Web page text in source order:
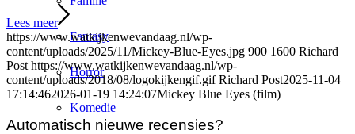
Fantasy
Horror
Komedie
Lees meer
https://www.watkijkenwevandaag.nl/wp-
content/uploads/2025/11/Mickey-Blue-Eyes.jpg 900 1600 Richard
Post https://www.watkijkenwevandaag.nl/wp-
content/uploads/2018/08/logokijkengif.gif Richard Post2025-11-04
17:14:462026-01-19 14:24:07Mickey Blue Eyes (film)
Automatisch nieuwe recensies?